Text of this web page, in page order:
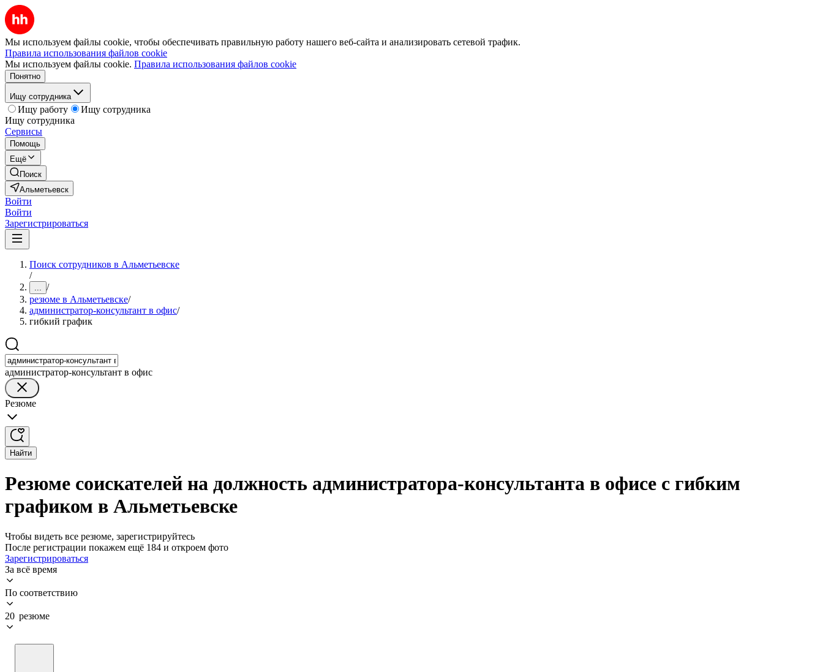
Мы используем файлы cookie, чтобы обеспечивать правильную работу нашего веб-сайта и анализировать сетевой трафик.
Правила использования файлов cookie
Мы используем файлы cookie. Правила использования файлов cookie
Понятно
Ищу сотрудника
Ищу работу
Ищу сотрудника
Ищу сотрудника
Сервисы
Помощь
Ещё
Поиск
Альметьевск
Войти
Войти
Зарегистрироваться
Поиск сотрудников в Альметьевске
/
... /
резюме в Альметьевске/
администратор-консультант в офис/
гибкий график
администратор-консультант в офис
Резюме
Найти
Резюме соискателей на должность администратора-консультанта в офисе с гибким
графиком в Альметьевске
Чтобы видеть все резюме, зарегистрируйтесь
После регистрации покажем ещё 184 и откроем фото
Зарегистрироваться
За всё время
По соответствию
20 резюме